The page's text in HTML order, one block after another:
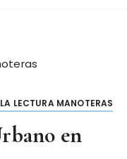
LECTURA MANOTERAS
en